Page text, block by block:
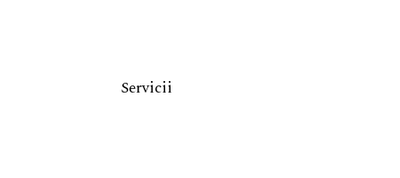
Servicii